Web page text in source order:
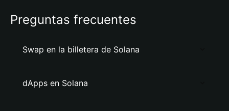
Preguntas frecuentes
Swap en la billetera de Solana
dApps en Solana